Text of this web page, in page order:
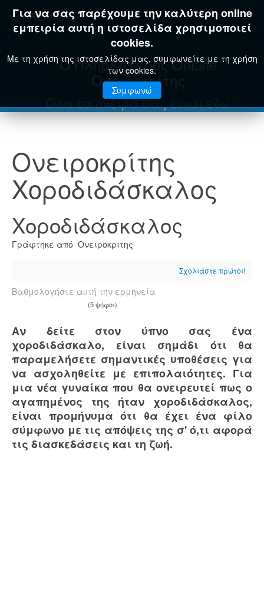
E-KAZAMIAS
Για να σας παρέχουμε την καλύτερη online
εμπειρία αυτή η ιστοσελίδα χρησιμοποιεί
cookies.
Με τη χρήση της ιστοσελίδας μας, συμφωνείτε με τη χρήση
των cookies.
Συμφωνώ
Ο Πληρέστερος OnLine
Ονειροκρίτης
Όλα τα όνειρά σας είναι εδώ
Ονειροκρίτης
Χοροδιδάσκαλος
Χοροδιδάσκαλος
Γράφτηκε από Ονειροκριτης
Σχολιάστε πρώτοι!
Βαθμολογήστε αυτή την ερμηνεία
(5 ψήφοι)
Αν δείτε στον ύπνο σας ένα
χοροδιδάσκαλο, είναι σημάδι ότι θα
παραμελήσετε σημαντικές υποθέσεις για
να ασχοληθείτε με επιπολαιότητες. Για
μια νέα γυναίκα που θα ονειρευτεί πως ο
αγαπημένος της ήταν χοροδιδάσκαλος,
είναι προμήνυμα ότι θα έχει ένα φίλο
σύμφωνο με τις απόψεις της σ' ό,τι αφορά
τις διασκεδάσεις και τη ζωή.